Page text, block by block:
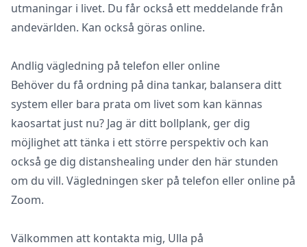
utmaningar i livet. Du får också ett meddelande från
andevärlden. Kan också göras online.
Andlig vägledning på telefon eller online
Behöver du få ordning på dina tankar, balansera ditt
system eller bara prata om livet som kan kännas
kaosartat just nu? Jag är ditt bollplank, ger dig
möjlighet att tänka i ett större perspektiv och kan
också ge dig distanshealing under den här stunden
om du vill. Vägledningen sker på telefon eller online på
Zoom.
Välkommen att kontakta mig, Ulla på